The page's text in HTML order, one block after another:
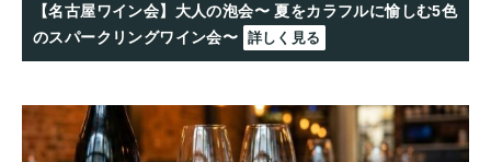
【名古屋ワイン会】大人の泡会〜 夏をカラフルに愉しむ5色
のスパークリングワイン会〜 詳しく見る